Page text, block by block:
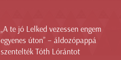
„A te jó Lelked vezessen engem
egyenes úton” – áldozópappá
szentelték Tóth Lórántot